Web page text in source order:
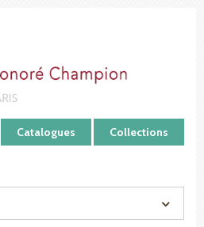
Catalogues Collections